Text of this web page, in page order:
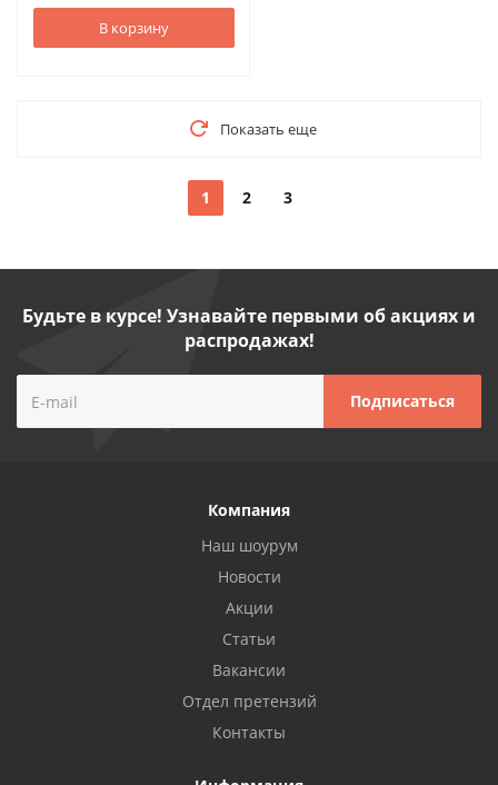
В корзину
Показать еще
1 2 3
Будьте в курсе! Узнавайте первыми об акциях и
распродажах!
Компания
Наш шоурум
Новости
Акции
Статьи
Вакансии
Отдел претензий
Контакты